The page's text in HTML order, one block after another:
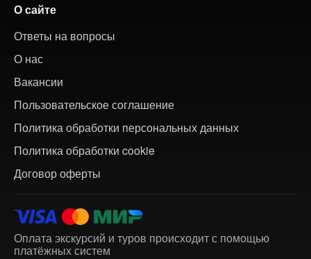
О сайте
Ответы на вопросы
О нас
Вакансии
Пользовательское соглашение
Политика обработки персональных данных
Политика обработки cookie
Договор оферты
Оплата экскурсий и туров происходит с помощью
платёжных систем